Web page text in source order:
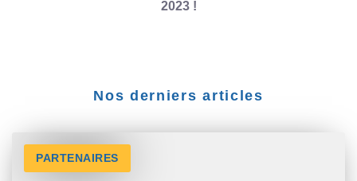
2023 !
Nos derniers articles
PARTENAIRES